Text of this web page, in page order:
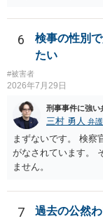
たり →やはり痴漢と
ないのであれば、何
はないですね。
6
検事の性別
たい
#被害者
2026年7月29日
刑事事件に強い
三村 勇人 弁
まずないです。 検察
がなされています。
ません。
7
過去の公然